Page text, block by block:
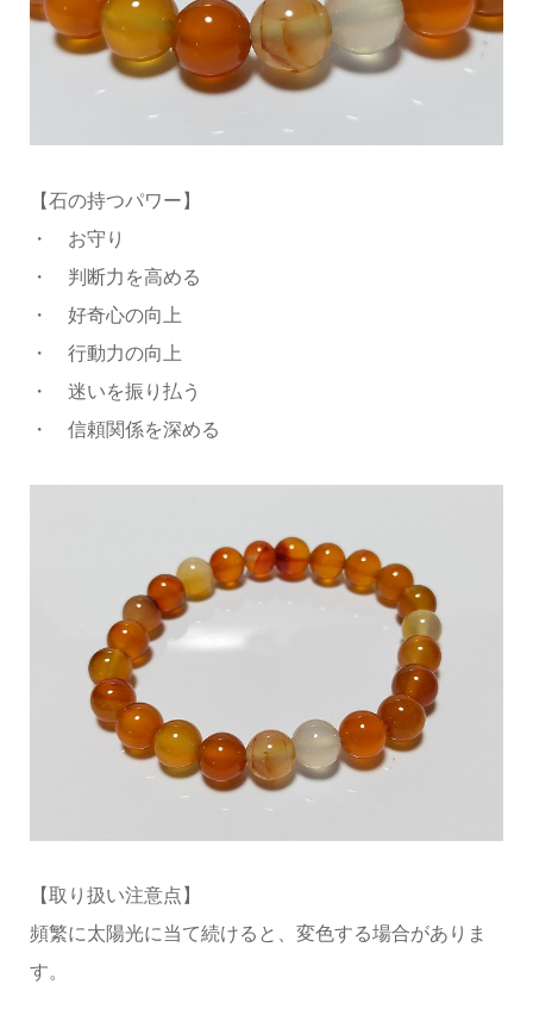
【石の持つパワー】
・ お守り
・ 判断力を高める
・ 好奇心の向上
・ 行動力の向上
・ 迷いを振り払う
・ 信頼関係を深める
【取り扱い注意点】
頻繁に太陽光に当て続けると、変色する場合がありま
す。